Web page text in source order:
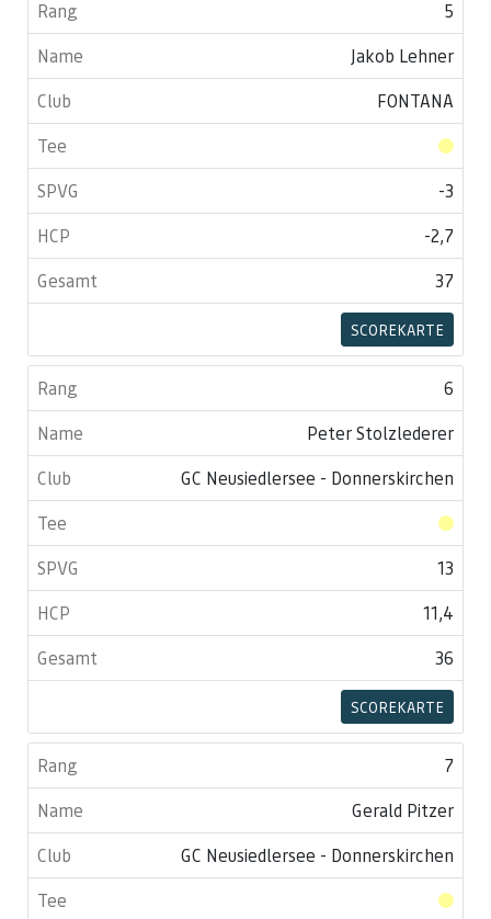
5
Jakob Lehner
FONTANA
-3
-2,7
37
SCOREKARTE
6
Peter Stolzlederer
GC Neusiedlersee - Donnerskirchen
13
11,4
36
SCOREKARTE
7
Gerald Pitzer
GC Neusiedlersee - Donnerskirchen